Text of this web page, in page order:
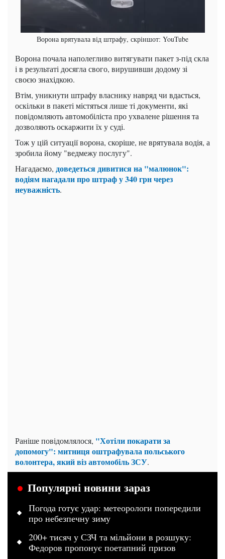
Ворона врятувала від штрафу, скріншот: YouTube
Ворона почала наполегливо витягувати пакет з-під скла
і в результаті досягла свого, вирушивши додому зі
своєю знахідкою.
Втім, уникнути штрафу власнику навряд чи вдасться,
оскільки в пакеті містяться лише ті документи, які
повідомляють автомобіліста про ухвалене рішення та
дозволяють оскаржити їх у суді.
Тож у цій ситуації ворона, скоріше, не врятувала водія, а
зробила йому "ведмежу послугу".
Нагадаємо, доведеться дивитися на "малюнок":
водіям нагадали про штраф у 340 грн через
неуважність.
Раніше повідомлялося, "Хотіли покарати за
допомогу": митниця оштрафувала польського
волонтера, який віз автомобіль ЗСУ.
Популярні новини зараз
Погода готує удар: метеорологи попередили
про небезпечну зиму
200+ тисяч у СЗЧ та мільйони в розшуку:
Федоров пропонує поетапний призов